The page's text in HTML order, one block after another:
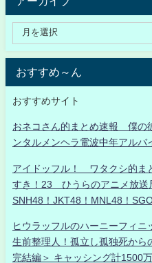
おすすめ～ん
おすすめサイト
おネコさん的まとめ速報 僕の
ンタルメンヘラ電波中年アル
アイドッフル！ ワタクシ的ま
すき！23 ひうらのアニメ放送
SNH48！JKT48！MNL48！
ヒウラッフルのハーニーフィニ
生前整理人！孤立し孤独死から
完結編＞ キャッシング計1500